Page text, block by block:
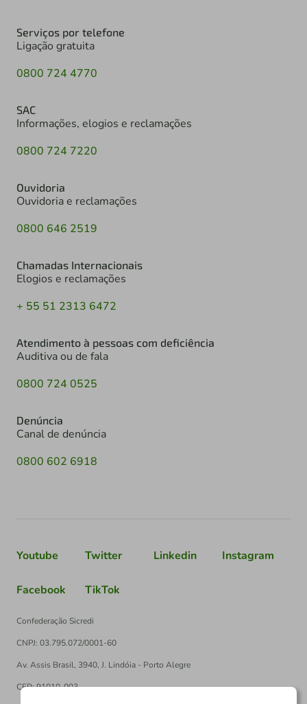
Serviços por telefone
Ligação gratuita
0800 724 4770
SAC
Informações, elogios e reclamações
0800 724 7220
Ouvidoria
Ouvidoria e reclamações
0800 646 2519
Chamadas Internacionais
Elogios e reclamações
+ 55 51 2313 6472
Atendimento à pessoas com deficiência
Auditiva ou de fala
0800 724 0525
Denúncia
Canal de denúncia
0800 602 6918
Youtube Twitter Linkedin Instagram
Facebook TikTok
Confederação Sicredi
CNPJ: 03.795.072/0001-60
Av. Assis Brasil, 3940, J. Lindóia - Porto Alegre
CEP: 91010-003